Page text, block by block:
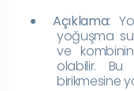
Açıklama:
yoğuşma
ve
olabilir.
birikmesine